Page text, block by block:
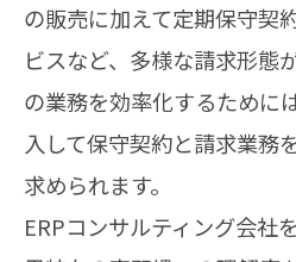
の販売に加えて定期保守契
ビスなど、多様な請求形態
の業務を効率化するために
入して保守契約と請求業務
求められます。
ERPコンサルティング会社